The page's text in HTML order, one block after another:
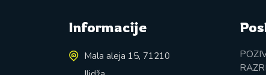
Informacije
Mala aleja 15, 71210